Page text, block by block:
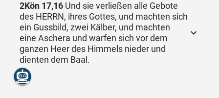
2Kön 17,16 Und sie verließen alle Gebote
des HERRN, ihres Gottes, und machten sich
ein Gussbild, zwei Kälber, und machten
eine Aschera und warfen sich vor dem
ganzen Heer des Himmels nieder und
dienten dem Baal.